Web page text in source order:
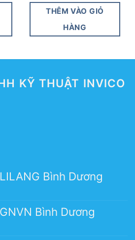
THÊM VÀO GIỎ
HÀNG
KỸ THUẬT INVICO
Bình Dương
Bình Dương